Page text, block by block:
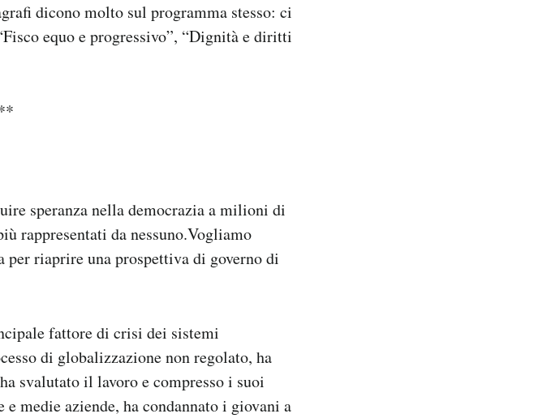
dicono molto sul programma stesso: ci
equo e progressivo”, “Dignità e diritti
speranza nella democrazia a milioni di
rappresentati da nessuno.Vogliamo
riaprire una prospettiva di governo di
fattore di crisi dei sistemi
di globalizzazione non regolato, ha
svalutato il lavoro e compresso i suoi
medie aziende, ha condannato i giovani a